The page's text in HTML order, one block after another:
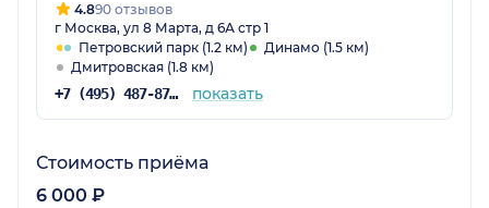
4.890 отзывов
г Москва, ул 8 Марта, д 6А стр 1
Петровский парк (1.2 км)
Динамо (1.5 км)
Дмитровская (1.8 км)
+7 (495) 487-87-91 показать
Стоимость приёма
6 000 ₽